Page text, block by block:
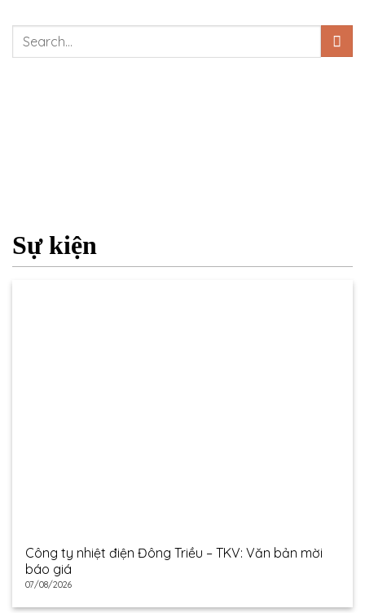
Sự kiện
Công ty nhiệt điện Đông Triều – TKV: Văn bản mời
báo giá
07/08/2026